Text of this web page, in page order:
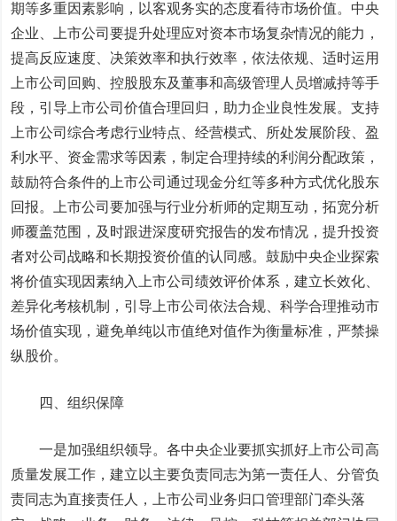
期等多重因素影响，以客观务实的态度看待市场价值。中央
企业、上市公司要提升处理应对资本市场复杂情况的能力，
提高反应速度、决策效率和执行效率，依法依规、适时运用
上市公司回购、控股股东及董事和高级管理人员增减持等手
段，引导上市公司价值合理回归，助力企业良性发展。支持
上市公司综合考虑行业特点、经营模式、所处发展阶段、盈
利水平、资金需求等因素，制定合理持续的利润分配政策，
鼓励符合条件的上市公司通过现金分红等多种方式优化股东
回报。上市公司要加强与行业分析师的定期互动，拓宽分析
师覆盖范围，及时跟进深度研究报告的发布情况，提升投资
者对公司战略和长期投资价值的认同感。鼓励中央企业探索
将价值实现因素纳入上市公司绩效评价体系，建立长效化、
差异化考核机制，引导上市公司依法合规、科学合理推动市
场价值实现，避免单纯以市值绝对值作为衡量标准，严禁操
纵股价。
四、组织保障
一是加强组织领导。各中央企业要抓实抓好上市公司高
质量发展工作，建立以主要负责同志为第一责任人、分管负
责同志为直接责任人，上市公司业务归口管理部门牵头落